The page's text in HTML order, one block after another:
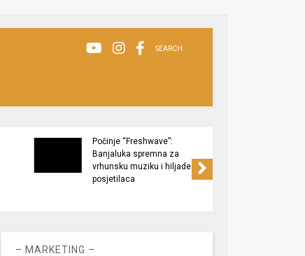
SEARCH
Počinje “Freshwave”:
Banjaluka spremna za
vrhunsku muziku i hiljade
posjetilaca
– MARKETING –